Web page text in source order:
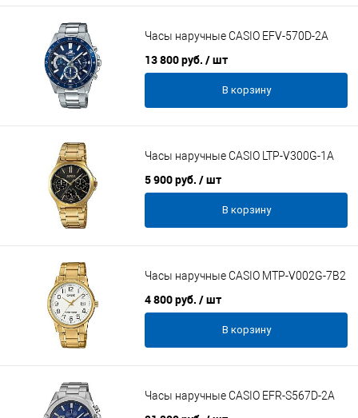
Часы наручные CASIO EFV-570D-2A
13 800 руб. / шт
В корзину
Часы наручные CASIO LTP-V300G-1A
5 900 руб. / шт
В корзину
Часы наручные CASIO MTP-V002G-7B2
4 800 руб. / шт
В корзину
Часы наручные CASIO EFR-S567D-2A